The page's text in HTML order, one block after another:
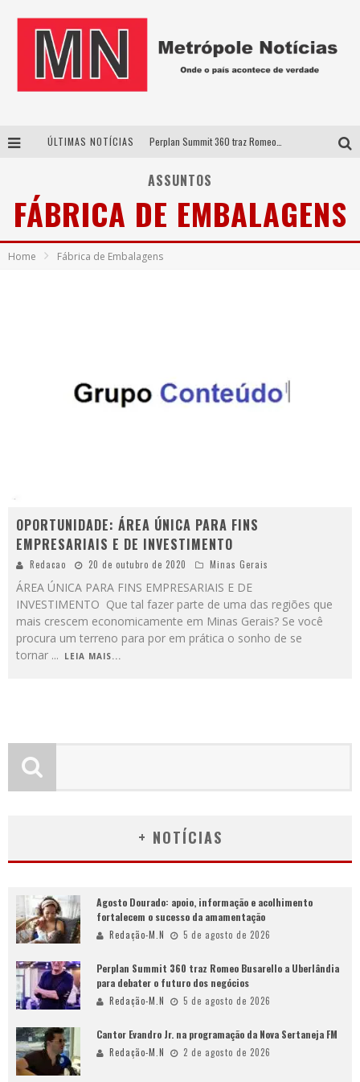
ÚLTIMAS NOTÍCIAS
Uberlândia recebe estreia nacional de espetáculo inspirado em episódio marcante da vida de Friedrich Nietzsche
Agosto Dourado: apoio, informação e acolhimento fortalecem o sucesso da amamentação
ASSUNTOS
FÁBRICA DE EMBALAGENS
Home Fábrica de Embalagens
OPORTUNIDADE: ÁREA ÚNICA PARA FINS
EMPRESARIAIS E DE INVESTIMENTO
Redacao 20 de outubro de 2020 Minas Gerais
ÁREA ÚNICA PARA FINS EMPRESARIAIS E DE
INVESTIMENTO Que tal fazer parte de uma das regiões que
mais crescem economicamente em Minas Gerais? Se você
procura um terreno para por em prática o sonho de se
tornar ... LEIA MAIS...
+ NOTÍCIAS
Agosto Dourado: apoio, informação e acolhimento
fortalecem o sucesso da amamentação
Redação-M.N 5 de agosto de 2026
Perplan Summit 360 traz Romeo Busarello a Uberlândia
para debater o futuro dos negócios
Redação-M.N 5 de agosto de 2026
Cantor Evandro Jr. na programação da Nova Sertaneja FM
Redação-M.N 2 de agosto de 2026